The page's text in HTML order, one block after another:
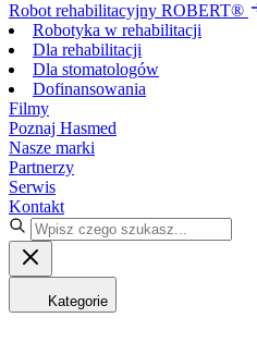
Robot rehabilitacyjny ROBERT®
Robotyka w rehabilitacji
Dla rehabilitacji
Dla stomatologów
Dofinansowania
Filmy
Poznaj Hasmed
Nasze marki
Partnerzy
Serwis
Kontakt
Kategorie